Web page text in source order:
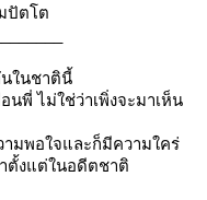
ปัตโต
ในชาตินี้
นพี่ ไม่ใช่ว่าเพิ่งจะมาเห็น
มพอใจและก็มีความใคร่
งแต่ในอดีตชาติ